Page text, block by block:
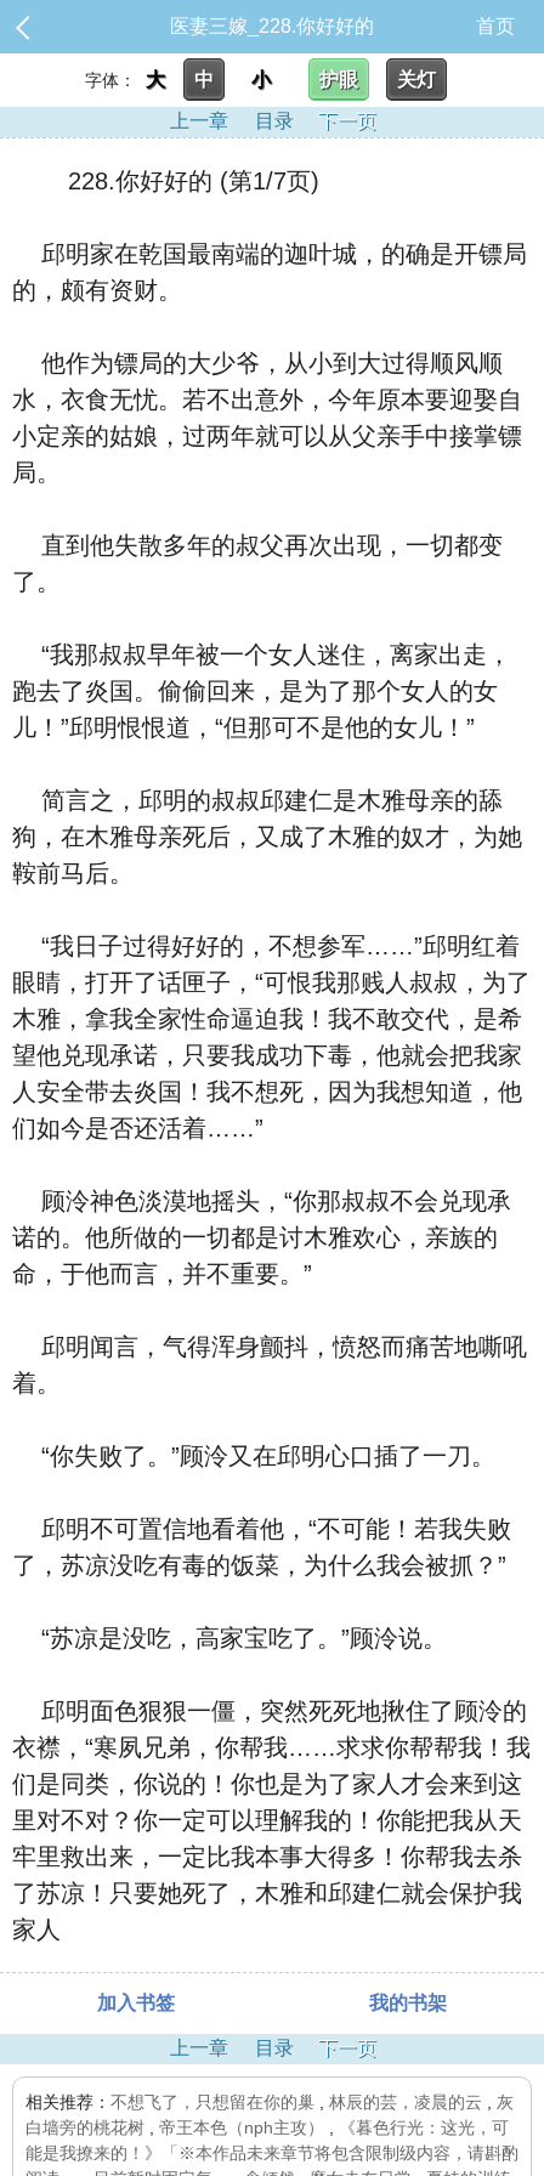
医妻三嫁_228.你好好的 首页
字体： 大 中 小 护眼
关灯
上一章
目录 下一页
228.你好好的 (第1/7页)
邱明家在乾国最南端的迦叶城，的确是开镖局
的，颇有资财。
他作为镖局的大少爷，从小到大过得顺风顺
水，衣食无忧。若不出意外，今年原本要迎娶自
小定亲的姑娘，过两年就可以从父亲手中接掌镖
局。
直到他失散多年的叔父再次出现，一切都变
了。
“我那叔叔早年被一个女人迷住，离家出走，
跑去了炎国。偷偷回来，是为了那个女人的女
儿！”邱明恨恨道，“但那可不是他的女儿！”
简言之，邱明的叔叔邱建仁是木雅母亲的舔
狗，在木雅母亲死后，又成了木雅的奴才，为她
鞍前马后。
“我日子过得好好的，不想参军……”邱明红着
眼睛，打开了话匣子，“可恨我那贱人叔叔，为了
木雅，拿我全家性命逼迫我！我不敢交代，是希
望他兑现承诺，只要我成功下毒，他就会把我家
人安全带去炎国！我不想死，因为我想知道，他
们如今是否还活着……”
顾泠神色淡漠地摇头，“你那叔叔不会兑现承
诺的。他所做的一切都是讨木雅欢心，亲族的
命，于他而言，并不重要。”
邱明闻言，气得浑身颤抖，愤怒而痛苦地嘶吼
着。
“你失败了。”顾泠又在邱明心口插了一刀。
邱明不可置信地看着他，“不可能！若我失败
了，苏凉没吃有毒的饭菜，为什么我会被抓？”
“苏凉是没吃，高家宝吃了。”顾泠说。
邱明面色狠狠一僵，突然死死地揪住了顾泠的
衣襟，“寒夙兄弟，你帮我……求求你帮帮我！我
们是同类，你说的！你也是为了家人才会来到这
里对不对？你一定可以理解我的！你能把我从天
牢里救出来，一定比我本事大得多！你帮我去杀
了苏凉！只要她死了，木雅和邱建仁就会保护我
家人
加入书签 我的书架
上一章 目录 下一页
相关推荐： 不想飞了，只想留在你的巢 林辰的芸，凌晨的云
灰
白墙旁的桃花树
帝王本色（nph主攻）
《暮色行光：这光，可
能是我撩来的！》「※本作品未来章节将包含限制级内容，请斟酌